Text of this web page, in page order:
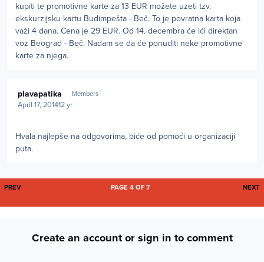
kupiti te promotivne karte za 13 EUR možete uzeti tzv.
ekskurzijsku kartu Budimpešta - Beč. To je povratna karta koja
važi 4 dana. Cena je 29 EUR. Od 14. decembra će ići direktan
voz Beograd - Beč. Nadam se da će ponuditi neke promotivne
karte za njega.
plavapatika Members
April 17, 201412 yr
Hvala najlepše na odgovorima, biće od pomoći u organizaciji
puta.
FIRST PAGE
PREV NEXT
PAGE 4 OF 7
Create an account or sign in to comment